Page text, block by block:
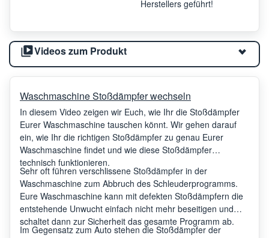
Herstellers geführt!
Videos zum Produkt
Waschmaschine Stoßdämpfer wechseln
In diesem Video zeigen wir Euch, wie Ihr die Stoßdämpfer
Eurer Waschmaschine tauschen könnt. Wir gehen darauf
ein, wie Ihr die richtigen Stoßdämpfer zu genau Eurer
Waschmaschine findet und wie diese Stoßdämpfer
technisch funktionieren.
Sehr oft führen verschlissene Stoßdämpfer in der
Waschmaschine zum Abbruch des Schleuderprogramms.
Eure Waschmaschine kann mit defekten Stoßdämpfern die
entstehende Unwucht einfach nicht mehr beseitigen und
schaltet dann zur Sicherheit das gesamte Programm ab.
Im Gegensatz zum Auto stehen die Stoßdämpfer der